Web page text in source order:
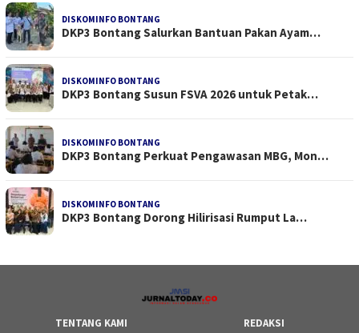
DISKOMINFO BONTANG
DKP3 Bontang Salurkan Bantuan Pakan Ayam…
DISKOMINFO BONTANG
DKP3 Bontang Susun FSVA 2026 untuk Petak…
DISKOMINFO BONTANG
DKP3 Bontang Perkuat Pengawasan MBG, Mon…
DISKOMINFO BONTANG
DKP3 Bontang Dorong Hilirisasi Rumput La…
TENTANG KAMI REDAKSI